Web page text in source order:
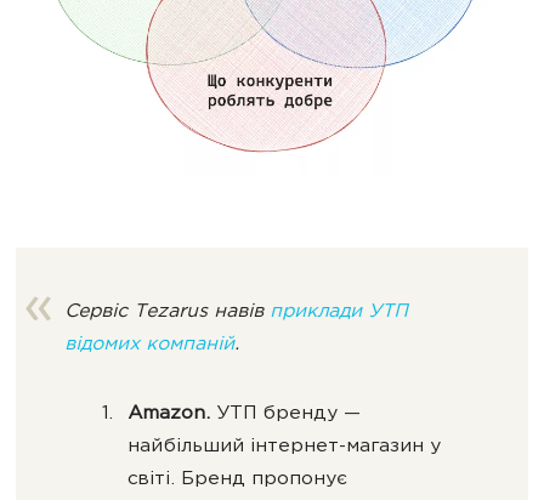
Сервіс Tezarus навів приклади УТП
відомих компаній.
Amazon. УТП бренду —
найбільший інтернет-магазин у
світі. Бренд пропонує